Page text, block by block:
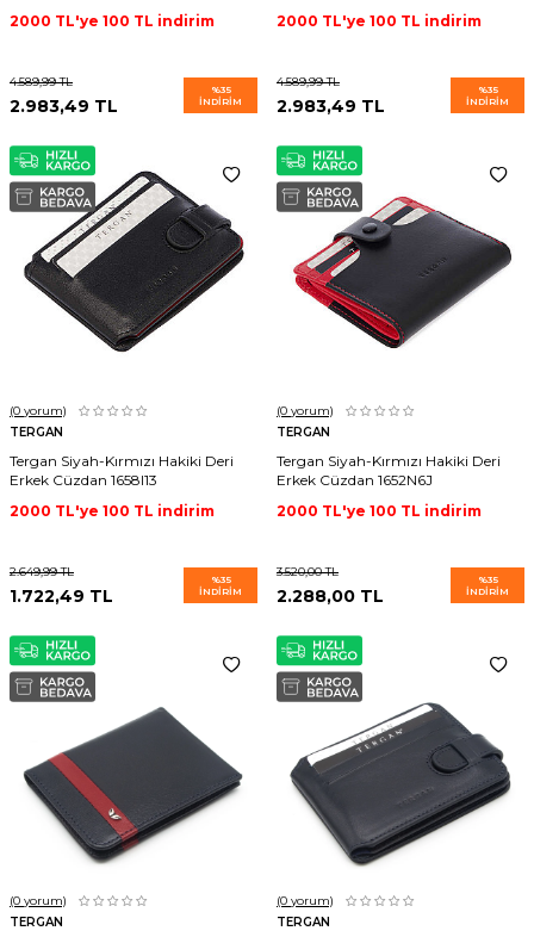
2000 TL'ye 100 TL indirim
4.589,99TL
2.983,49 TL
%35
İNDIRIM
2000 TL'ye 100 TL indirim
4.589,99TL
2.983,49 TL
%35
İNDIRIM
(0 yorum)
TERGAN
Tergan Siyah-Kırmızı Hakiki Deri
Erkek Cüzdan 1658I13
2000 TL'ye 100 TL indirim
2.649,99TL
1.722,49 TL
%35
İNDIRIM
(0 yorum)
TERGAN
Tergan Siyah-Kırmızı Hakiki Deri
Erkek Cüzdan 1652N6J
2000 TL'ye 100 TL indirim
3.520,00TL
2.288,00 TL
%35
İNDIRIM
(0 yorum)
TERGAN
(0 yorum)
TERGAN